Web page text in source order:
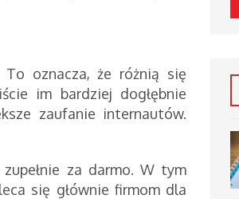
oznacza, że różnią się
im bardziej dogłębnie
zaufanie internautów.
za darmo. W tym
się głównie firmom dla